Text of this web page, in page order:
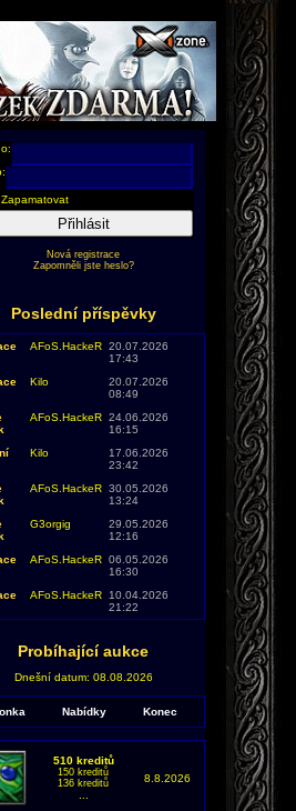
Zapamatovat
Přihlásit
Nová registrace
Zapomněli jste heslo?
Poslední příspěvky
AFoS.HackeR 20.07.2026
17:43
Kilo
20.07.2026
08:49
AFoS.HackeR 24.06.2026
16:15
Kilo
17.06.2026
23:42
AFoS.HackeR 30.05.2026
13:24
G3orgig
29.05.2026
12:16
AFoS.HackeR 06.05.2026
16:30
AFoS.HackeR
10.04.2026
21:22
Probíhající aukce
Dnešní datum: 08.08.2026
Nabídky Konec
510 kreditů
150 kreditů
136 kreditů
8.8.2026